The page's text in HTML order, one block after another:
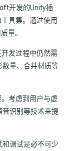
开发的Unity插
具集。通过使用
量。
发过程中仍然需
数量、合并材质等
考虑到用户与虚
音识别等技术来提
和调试是必不可少